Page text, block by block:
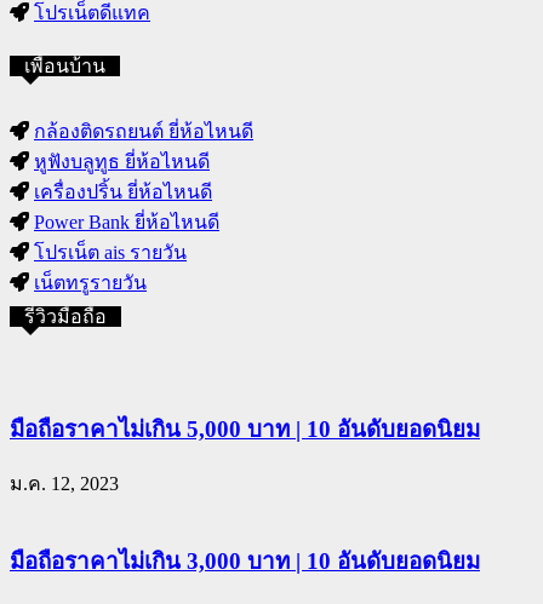
โปรเน็ตดีแทค
เพื่อนบ้าน
กล้องติดรถยนต์ ยี่ห้อไหนดี
หูฟังบลูทูธ ยี่ห้อไหนดี
เครื่องปริ้น ยี่ห้อไหนดี
Power Bank ยี่ห้อไหนดี
โปรเน็ต ais รายวัน
เน็ตทรูรายวัน
รีวิวมือถือ
มือถือราคาไม่เกิน 5,000 บาท | 10 อันดับยอดนิยม
ม.ค. 12, 2023
มือถือราคาไม่เกิน 3,000 บาท | 10 อันดับยอดนิยม